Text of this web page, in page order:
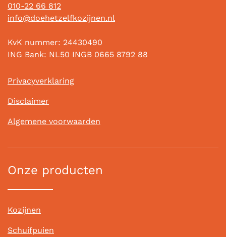
010-22 66 812
info@doehetzelfkozijnen.nl
KvK nummer: 24430490
ING Bank: NL50 INGB 0665 8792 88
Privacyverklaring
Disclaimer
Algemene voorwaarden
Onze producten
Kozijnen
Schuifpuien